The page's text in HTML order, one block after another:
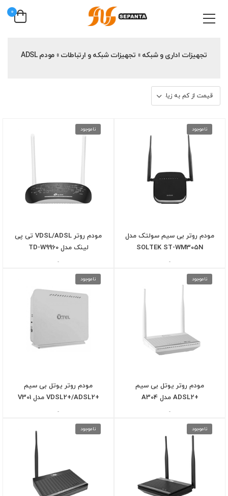
0
تجهیزات اداری و شبکه » تجهیزات شبکه و ارتباطات » مودم ADSL
ناموجود
مودم روتر بی سیم سولتک مدل
SOLTEK ST-WM305N
-
ناموجود
مودم روتر VDSL/ADSL تی پی
لینک مدل TD-W9960
-
ناموجود
مودم روتر یوتل بی سیم
+ADSL2 مدل A304
-
ناموجود
مودم روتر یوتل بی سیم
+VDSL2+/ADSL2 مدل V301
-
ناموجود ناموجود